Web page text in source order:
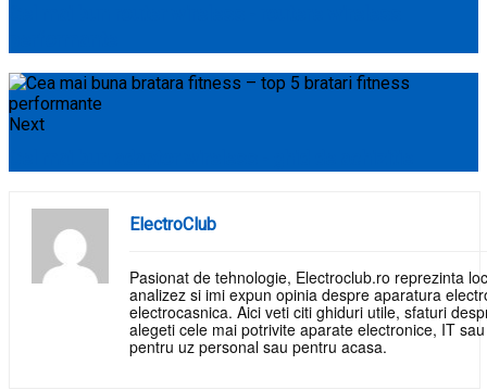
Next
ElectroClub
Pasionat de tehnologie, Electroclub.ro reprezinta
analizez si imi expun opinia despre aparatura
electrocasnica. Aici veti citi ghiduri utile, sfaturi
alegeti cele mai potrivite aparate electronice, IT
pentru uz personal sau pentru acasa.